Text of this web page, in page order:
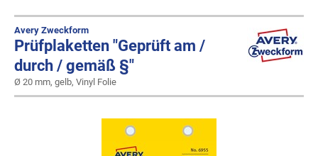
Avery Zweckform
Prüfplaketten "Geprüft am /
durch / gemäß §"
Ø 20 mm, gelb, Vinyl Folie